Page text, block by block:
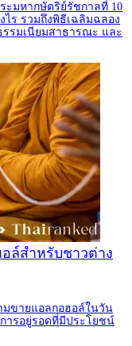
ะมหากษัตริย์รัชกาลที่ 10
ไร รวมถึงพิธีเฉลิมฉลอง
รมเนียมสาธารณะ และ
ล์สำหรับชาวต่าง
มขายแอลกอฮอล์ในวัน
ารอยู่รอดที่มีประโยชน์